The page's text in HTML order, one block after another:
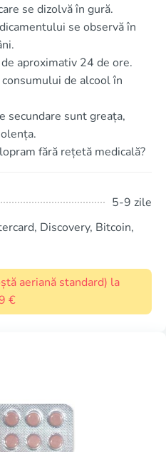
se dizolvă în gură.
se observă în
aproximativ 24 de ore.
de alcool în
secundare sunt greața,
fără rețetă medicală?
5-9 zile
Discovery, Bitcoin,
aeriană standard) la
€